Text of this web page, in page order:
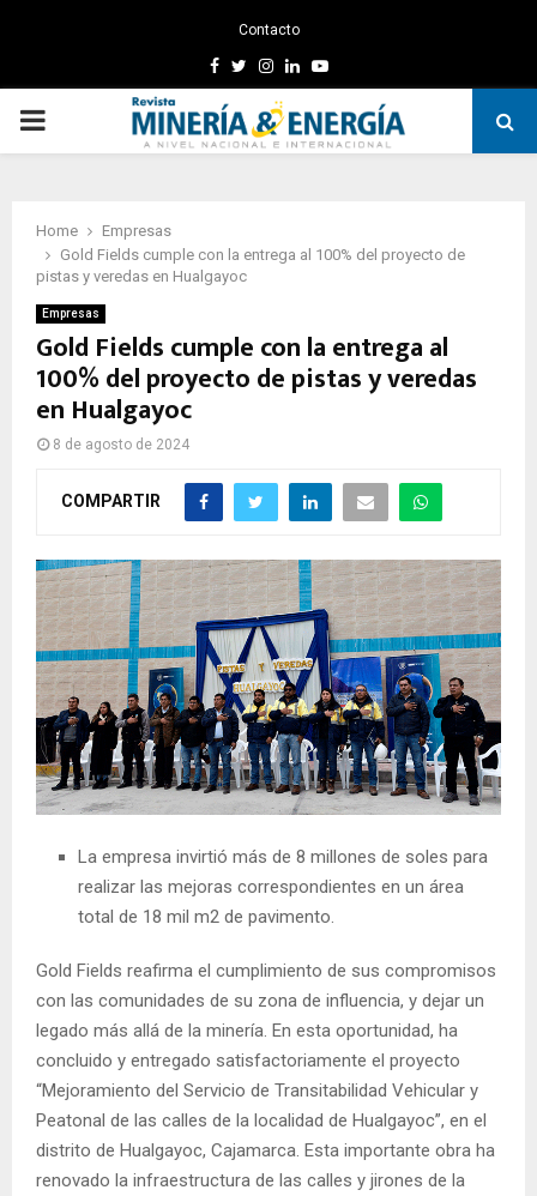
Contacto
Facebook
TwitterInstagram
LinkedinYoutube
PRIMARY
Home
Empresas
Gold Fields cumple con la entrega al 100% del proyecto de
pistas y veredas en Hualgayoc
Empresas
Gold Fields cumple con la entrega al
100% del proyecto de pistas y veredas
en Hualgayoc
8 de agosto de 2024
COMPARTIR
La empresa invirtió más de 8 millones de soles para
realizar las mejoras correspondientes en un área
total de 18 mil m2 de pavimento.
Gold Fields reafirma el cumplimiento de sus compromisos
con las comunidades de su zona de influencia, y dejar un
legado más allá de la minería. En esta oportunidad, ha
concluido y entregado satisfactoriamente el proyecto
“Mejoramiento del Servicio de Transitabilidad Vehicular y
Peatonal de las calles de la localidad de Hualgayoc”, en el
distrito de Hualgayoc, Cajamarca. Esta importante obra ha
renovado la infraestructura de las calles y jirones de la